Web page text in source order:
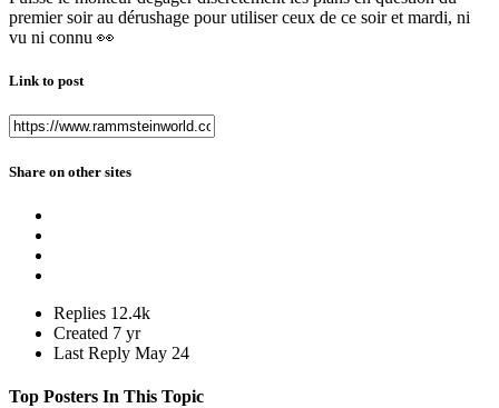
premier soir au dérushage pour utiliser ceux de ce soir et mardi, ni
vu ni connu 👀
Link to post
Share on other sites
Replies 12.4k
Created 7 yr
Last Reply May 24
Top Posters In This Topic